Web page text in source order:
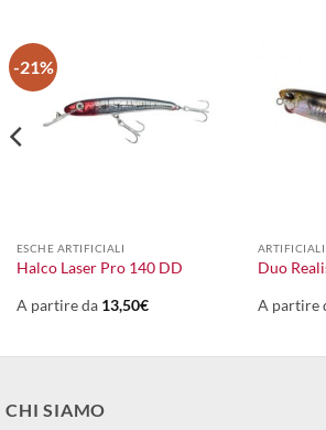
-21%
ESCHE ARTIFICIALI
Halco Laser Pro 140 DD
A partire da 13,50€
Duo
A partire
CHI SIAMO